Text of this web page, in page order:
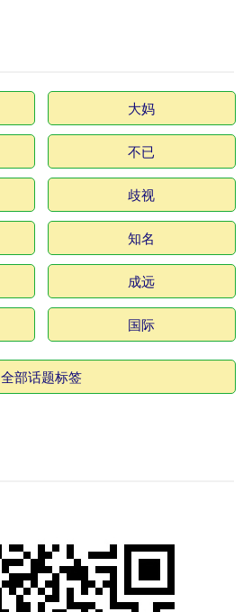
大妈
不已
歧视
知名
成远
国际
全部话题标签